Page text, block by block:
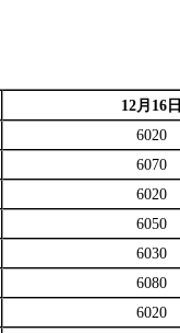
12 月16日
6020
6070
6020
6050
6030
6080
6020